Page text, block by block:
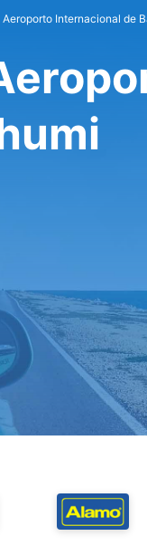
Aeroporto Internacional de